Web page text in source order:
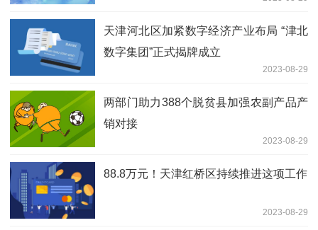
天津河北区加紧数字经济产业布局 “津北
数字集团”正式揭牌成立
2023-08-29
两部门助力388个脱贫县加强农副产品产
销对接
2023-08-29
88.8万元！天津红桥区持续推进这项工作
2023-08-29